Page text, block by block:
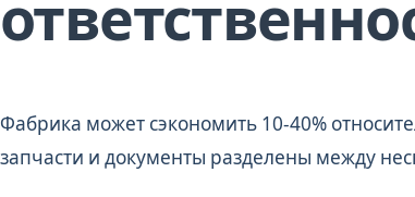
Фабрика может сэкономить 10-40%
запчасти и документы разделены между